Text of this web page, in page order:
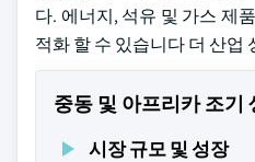
다. 에너지, 석유 및 가스 제
적화 할 수 있습니다 더 산업
중동 및 아프리카 조기
시장 규모 및 성장